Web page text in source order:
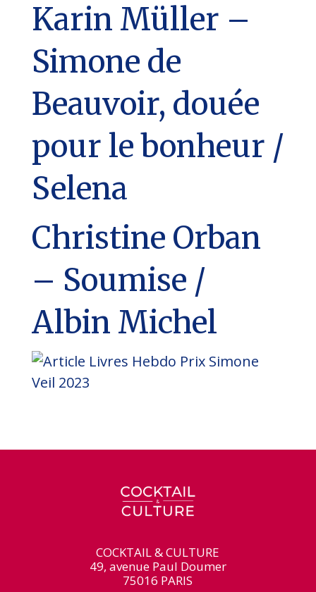
Karin Müller –
Simone de
Beauvoir, douée
pour le bonheur /
Selena
Christine Orban
– Soumise /
Albin Michel
COCKTAIL & CULTURE
49, avenue Paul Doumer
75016 PARIS